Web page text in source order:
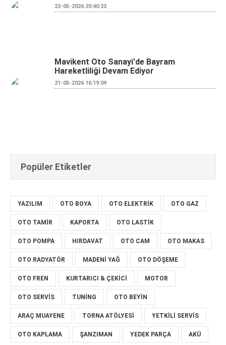
22-05-2026 20:40:23
Mavikent Oto Sanayi'de Bayram
Hareketliliği Devam Ediyor
21-05-2026 16:19:09
Popüler Etiketler
YAZILIM OTO BOYA OTO ELEKTRIK OTO GAZ
OTO TAMIR KAPORTA OTO LASTIK
OTO POMPA HIRDAVAT OTO CAM OTO MAKAS
OTO RADYATÖR MADENI YAĞ OTO DÖŞEME
OTO FREN KURTARICI & ÇEKICI MOTOR
OTO SERVIS TUNING OTO BEYIN
ARAÇ MUAYENE TORNA ATÖLYESI YETKILI SERVIS
OTO KAPLAMA ŞANZIMAN YEDEK PARÇA AKÜ